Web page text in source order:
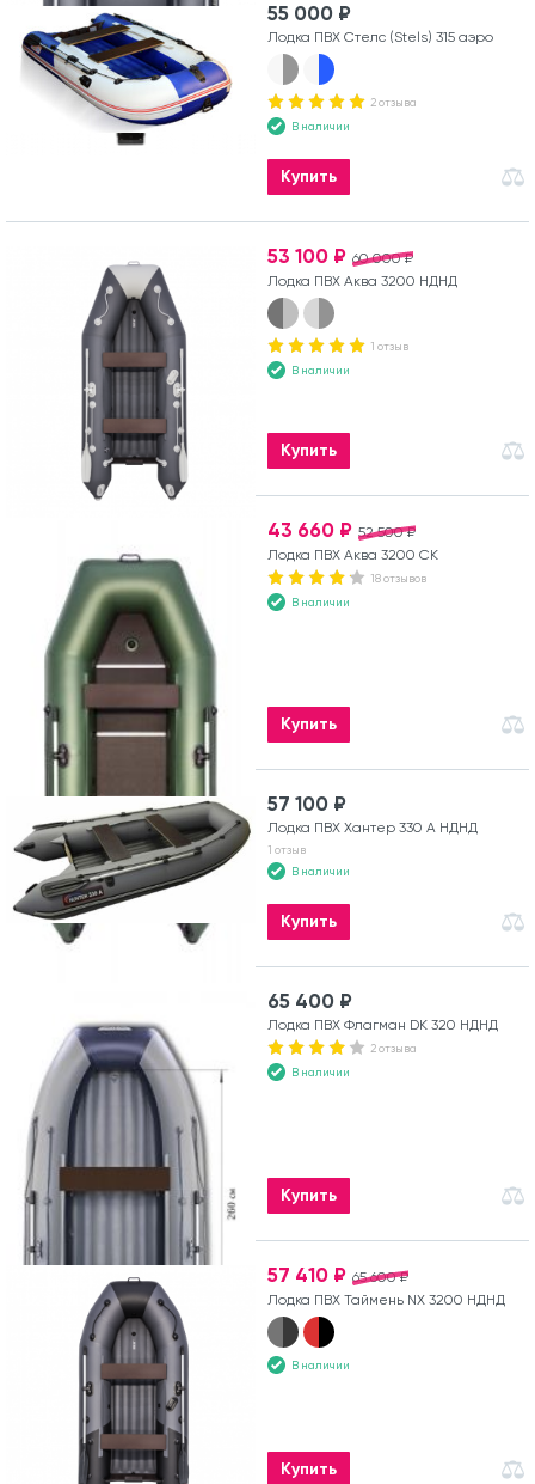
55 000 ₽
Лодка ПВХ Стелс (Stels) 315 аэро
2 отзыва
В наличии
Купить
60 000 ₽
53 100 ₽
Лодка ПВХ Аква 3200 НДНД
1 отзыв
В наличии
Купить
52 500 ₽
43 660 ₽
Лодка ПВХ Аква 3200 СК
18 отзывов
В наличии
Купить
57 100 ₽
Лодка ПВХ Хантер 330 А НДНД
1 отзыв
В наличии
Купить
65 400 ₽
Лодка ПВХ Флагман DK 320 НДНД
2 отзыва
В наличии
Купить
65 600 ₽
57 410 ₽
Лодка ПВХ Таймень NX 3200 НДНД
В наличии
Купить